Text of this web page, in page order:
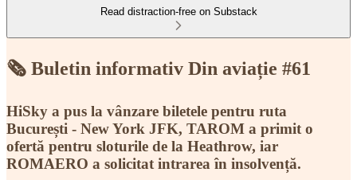
Read distraction-free on Substack
🗞️ Buletin informativ Din aviație #61
HiSky a pus la vânzare biletele pentru ruta
București - New York JFK, TAROM a primit o
ofertă pentru sloturile de la Heathrow, iar
ROMAERO a solicitat intrarea în insolvență.